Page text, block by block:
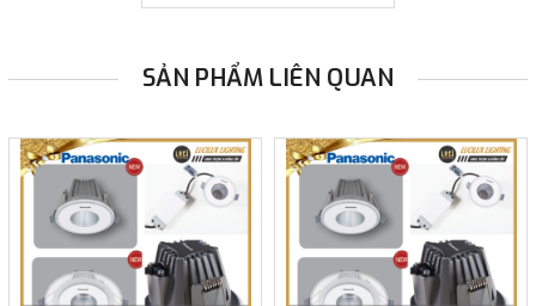
SẢN PHẨM LIÊN QUAN